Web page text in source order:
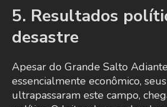
5. Resultados
desastre
Apesar do Grande Salto
essencialmente econômico,
ultrapassaram este campo,